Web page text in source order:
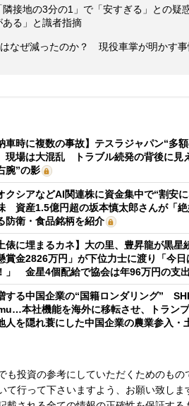
接地の3分の1」で「安すぎる」との疑
る」と識者指摘
はなぜ減ったのか？ 現役車掌が明かす
車時に複数の事故】テスラジャパン“多
現場は大混乱 トラブル続発の背後に見
腕”の影
クシアなどAI関連株に資金集中で“割安
資産1.5億円超の坂本慎太郎さんが「
防衛・食品銘柄を紹介
俵に埋まるカネ】大の里、豊昇龍が黒星
賞金2826万円」が下位力士に渡り「今
」 金星4個配給で協会は年96万円の支
する中国企業の“国籍ロンダリング”
本社機能を海外に移転させ、トラン
人を隠れ蓑にした中国企業の農業参入・
も投資の参考にしていただくためのもの
て行って下さいますよう、お願い致しま